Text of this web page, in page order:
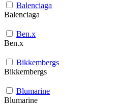
Balenciaga
Balenciaga
Ben.x
Ben.x
Bikkembergs
Bikkembergs
Blumarine
Blumarine